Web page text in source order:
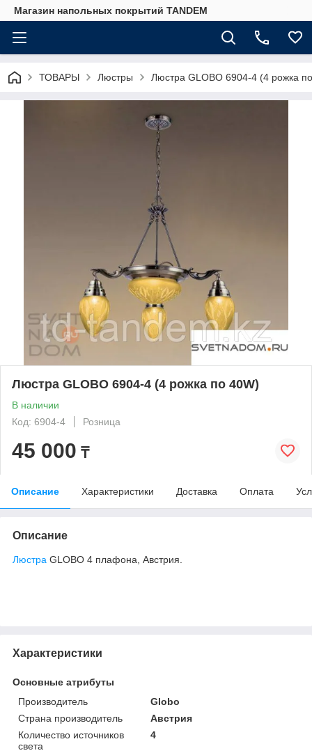
Магазин напольных покрытий TANDEM
ТОВАРЫ Люстры Люстра GLOBO 6904-4 (4 рожка
Люстра GLOBO 6904-4 (4 рожка по 40W)
В наличии
Код: 6904-4
Розница
45 000 ₸
Описание Характеристики Доставка Оплата
Описание
Люстра GLOBO 4 плафона, Австрия.
Характеристики
Основные атрибуты
Производитель
Globo
Страна производитель
Австрия
Количество источников
света
4